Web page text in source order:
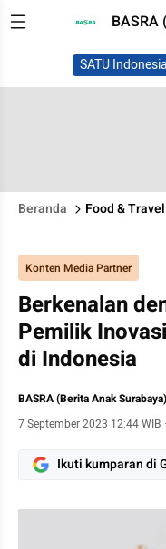
BASRA
SATU
Beranda Food & Travel
Konten Media Partner
Berkenalan
Pemilik
di Indonesia
BASRA (Berita Anak Surabaya)
7 September 2023 12:44 WIB ·
Ikuti kumparan di